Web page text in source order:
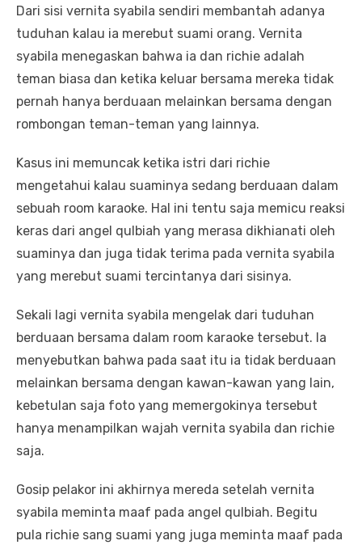
Dari sisi vernita syabila sendiri membantah adanya
tuduhan kalau ia merebut suami orang. Vernita
syabila menegaskan bahwa ia dan richie adalah
teman biasa dan ketika keluar bersama mereka tidak
pernah hanya berduaan melainkan bersama dengan
rombongan teman-teman yang lainnya.
Kasus ini memuncak ketika istri dari richie
mengetahui kalau suaminya sedang berduaan dalam
sebuah room karaoke. Hal ini tentu saja memicu reaksi
keras dari angel qulbiah yang merasa dikhianati oleh
suaminya dan juga tidak terima pada vernita syabila
yang merebut suami tercintanya dari sisinya.
Sekali lagi vernita syabila mengelak dari tuduhan
berduaan bersama dalam room karaoke tersebut. Ia
menyebutkan bahwa pada saat itu ia tidak berduaan
melainkan bersama dengan kawan-kawan yang lain,
kebetulan saja foto yang memergokinya tersebut
hanya menampilkan wajah vernita syabila dan richie
saja.
Gosip pelakor ini akhirnya mereda setelah vernita
syabila meminta maaf pada angel qulbiah. Begitu
pula richie sang suami yang juga meminta maaf pada